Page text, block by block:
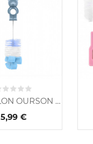
GOUPILLON OURSON BLEU
5,99 €